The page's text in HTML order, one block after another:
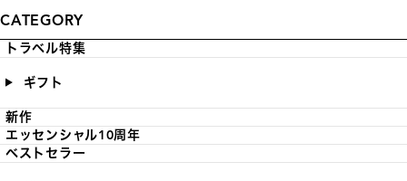
CATEGORY
トラベル特集
ギフト
新作
エッセンシャル10周年
ベストセラー